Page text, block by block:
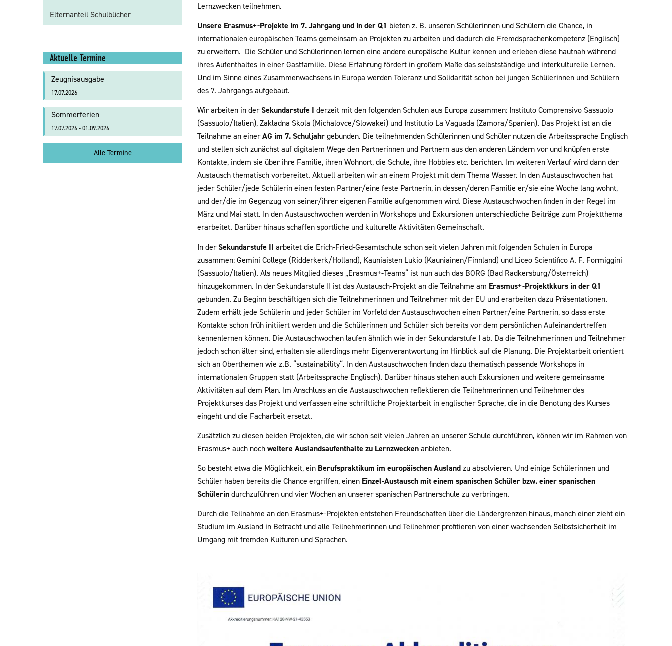
Lernzwecken teilnehmen.
Unsere Erasmus+-Projekte im 7. Jahrgang und in der Q1 bieten z. B. unseren Schülerinnen und Schülern die Chance, in
internationalen europäischen Teams gemeinsam an Projekten zu arbeiten und dadurch die Fremdsprachenkompetenz (Englisch)
zu erweitern. Die Schüler und Schülerinnen lernen eine andere europäische Kultur kennen und erleben diese hautnah während
ihres Aufenthaltes in einer Gastfamilie. Diese Erfahrung fördert in großem Maße das selbstständige und interkulturelle Lernen.
Und im Sinne eines Zusammenwachsens in Europa werden Toleranz und Solidarität schon bei jungen Schülerinnen und Schülern
des 7. Jahrgangs aufgebaut.
Wir arbeiten in derSekundarstufe I derzeit mit den folgenden Schulen aus Europa zusammen: Instituto Comprensivo Sassuolo
(Sassuolo/Italien), Zakladna Skola (Michalovce/Slowakei) und Institutio La Vaguada (Zamora/Spanien). Das Projekt ist an die
Teilnahme an einerAG im 7. Schuljahrgebunden. Die teilnehmenden Schülerinnen und Schüler nutzen die Arbeitssprache Englisch
und stellen sich zunächst auf digitalem Wege den Partnerinnen und Partnern aus den anderen Ländern vor und knüpfen erste
Kontakte, indem sie über ihre Familie, ihren Wohnort, die Schule, ihre Hobbies etc. berichten. Im weiteren Verlauf wird dann der
Austausch thematisch vorbereitet. Aktuell arbeiten wir an einem Projekt mit dem Thema Wasser. In den Austauschwochen hat
jeder Schüler/jede Schülerin einen festen Partner/eine feste Partnerin, in dessen/deren Familie er/sie eine Woche lang wohnt,
und der/die im Gegenzug von seiner/ihrer eigenen Familie aufgenommen wird. Diese Austauschwochen finden in der Regel im
März und Mai statt. In den Austauschwochen werden in Workshops und Exkursionen unterschiedliche Beiträge zum Projektthema
erarbeitet. Darüber hinaus schaffen sportliche und kulturelle Aktivitäten Gemeinschaft.
In derSekundarstufe II arbeitet die Erich-Fried-Gesamtschule schon seit vielen Jahren mit folgenden Schulen in Europa
zusammen: Gemini College (Ridderkerk/Holland), Kauniaisten Lukio (Kauniainen/Finnland) und Liceo Scientifico A. F. Formiggini
(Sassuolo/Italien). Als neues Mitglied dieses „Erasmus+-Teams“ ist nun auch das BORG (Bad Radkersburg/Österreich)
hinzugekommen. In der Sekundarstufe II ist das Austausch-Projekt an die Teilnahme am Erasmus+-Projektkkurs in der Q1
gebunden. Zu Beginn beschäftigen sich die Teilnehmerinnen und Teilnehmer mit der EU und erarbeiten dazu Präsentationen.
Zudem erhält jede Schülerin und jeder Schüler im Vorfeld der Austauschwochen einen Partner/eine Partnerin, so dass erste
Kontakte schon früh initiiert werden und die Schülerinnen und Schüler sich bereits vor dem persönlichen Aufeinandertreffen
kennenlernen können. Die Austauschwochen laufen ähnlich wie in der Sekundarstufe I ab. Da die Teilnehmerinnen und Teilnehmer
jedoch schon älter sind, erhalten sie allerdings mehr Eigenverantwortung im Hinblick auf die Planung. Die Projektarbeit orientiert
sich an Oberthemen wie z.B. “sustainability“. In den Austauschwochen finden dazu thematisch passende Workshops in
internationalen Gruppen statt (Arbeitssprache Englisch). Darüber hinaus stehen auch Exkursionen und weitere gemeinsame
Aktivitäten auf dem Plan. Im Anschluss an die Austauschwochen reflektieren die Teilnehmerinnen und Teilnehmer des
Projektkurses das Projekt und verfassen eine schriftliche Projektarbeit in englischer Sprache, die in die Benotung des Kurses
eingeht und die Facharbeit ersetzt.
Zusätzlich zu diesen beiden Projekten, die wir schon seit vielen Jahren an unserer Schule durchführen, können wir im Rahmen von
Erasmus+ auch nochweitere Auslandsaufenthalte zu Lernzweckenanbieten.
So besteht etwa die Möglichkeit, ein Berufspraktikum im europäischen Auslandzu absolvieren. Und einige Schülerinnen und
Schüler haben bereits die Chance ergriffen, einen Einzel-Austausch mit einem spanischen Schüler bzw. einer spanischen
Schülerindurchzuführen und vier Wochen an unserer spanischen Partnerschule zu verbringen.
Durch die Teilnahme an den Erasmus+-Projekten entstehen Freundschaften über die Ländergrenzen hinaus, manch einer zieht ein
Studium im Ausland in Betracht und alle Teilnehmerinnen und Teilnehmer profitieren von einer wachsenden Selbstsicherheit im
Umgang mit fremden Kulturen und Sprachen.
Elternanteil Schulbücher
Aktuelle Termine
Zeugnisausgabe
17.07.2026
Sommerferien
17.07.2026 - 01.09.2026
Alle Termine